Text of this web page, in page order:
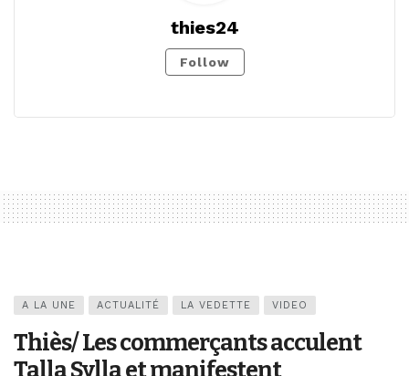
thies24
Follow
A LA UNE ACTUALITÉ LA VEDETTE VIDEO
Thiès/ Les commerçants acculent